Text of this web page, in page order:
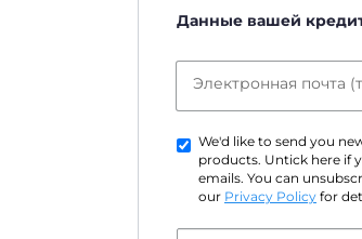
Данные вашей
We'd like to send you
products. Untick here if
emails. You can
our Privacy Policy for